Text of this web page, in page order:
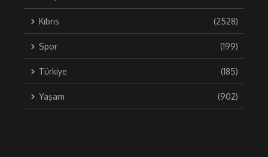
Kıbrıs (2528)
Spor (199)
Türkiye (185)
Yaşam (902)